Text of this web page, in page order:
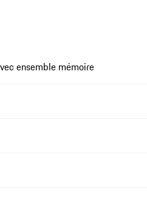
ensemble mémoire